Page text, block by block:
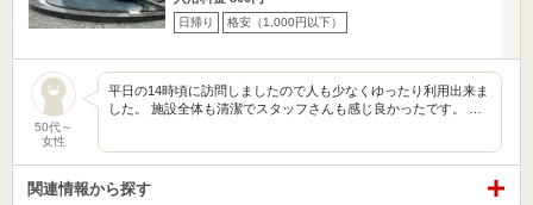
日帰り 格安（1,000円以下）
50代～
女性
平日の14時頃に訪問しましたので人も少なくゆったり利用出来ま
した。 施設全体も清潔でスタッフさんも感じ良かったです。 …
関連情報から探す